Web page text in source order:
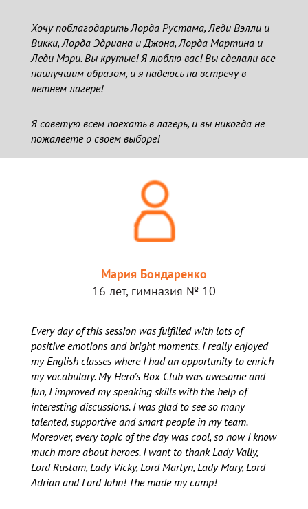
Хочу поблагодарить Лорда Рустама, Леди Вэлли и
Викки, Лорда Эдриана и Джона, Лорда Мартина и
Леди Мэри. Вы крутые! Я люблю вас! Вы сделали все
наилучшим образом, и я надеюсь на встречу в
летнем лагере!
Я советую вcем поехать в лагерь, и вы никогда не
пожалеете о своем выборе!
Мария Бондаренко
16 лет, гимназия № 10
Every day of this session was fulfilled with lots of
positive emotions and bright moments. I really enjoyed
my English classes where I had an opportunity to enrich
my vocabulary. My Hero’s Box Club was awesome and
fun, I improved my speaking skills with the help of
interesting discussions. I was glad to see so many
talented, supportive and smart people in my team.
Moreover, every topic of the day was cool, so now I know
much more about heroes. I want to thank Lady Vally,
Lord Rustam, Lady Vicky, Lord Martyn, Lady Mary, Lord
Adrian and Lord John! The made my camp!